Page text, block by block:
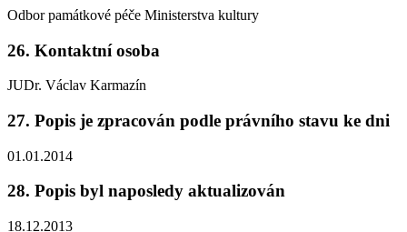
Odbor památkové péče Ministerstva kultury
26. Kontaktní osoba
JUDr. Václav Karmazín
27. Popis je zpracován podle právního stavu ke dni
01.01.2014
28. Popis byl naposledy aktualizován
18.12.2013